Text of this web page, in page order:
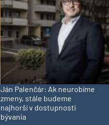
Ján Palenčár: Ak neurobíme
zmeny, stále budeme
najhorší v dostupnosti
bývania